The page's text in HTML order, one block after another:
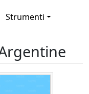
Strumenti